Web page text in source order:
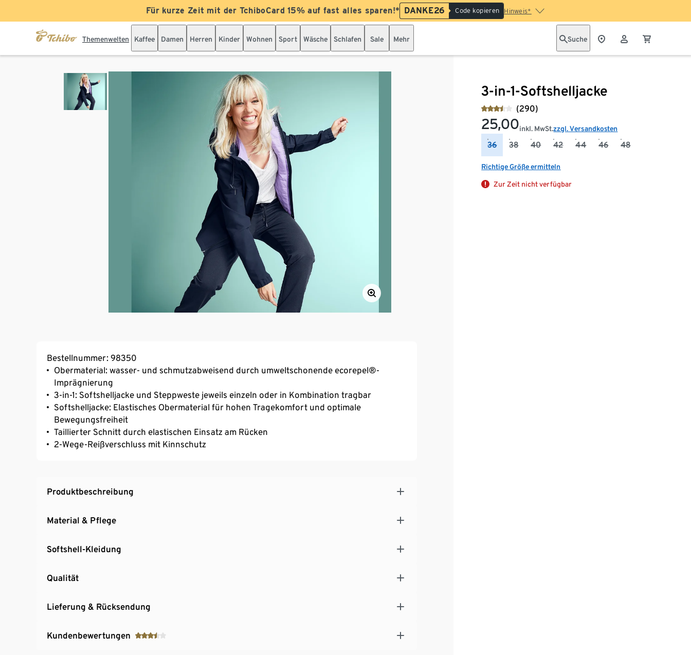
Für kurze Zeit mit der TchiboCard 15% auf fast alles sparen!* DANKE26 Code kopieren Hinweis*
Themenwelten Kaffee Damen Herren Kinder Wohnen Sport Wäsche Schlafen Sale Mehr Suche
3-in-1-Softshelljacke
(290)
25,00inkl. MwSt.zzgl. Versandkosten
36 38 40 42 44 46 48
Richtige Größe ermitteln
Zur Zeit nicht verfügbar
Bestellnummer: 98350
Obermaterial: wasser- und schmutzabweisend durch umweltschonende ecorepel®-
Imprägnierung
3-in-1: Softshelljacke und Steppweste jeweils einzeln oder in Kombination tragbar
Softshelljacke: Elastisches Obermaterial für hohen Tragekomfort und optimale
Bewegungsfreiheit
Taillierter Schnitt durch elastischen Einsatz am Rücken
2-Wege-Reißverschluss mit Kinnschutz
Produktbeschreibung
Material & Pflege
Softshell-Kleidung
Qualität
Lieferung & Rücksendung
Kundenbewertungen